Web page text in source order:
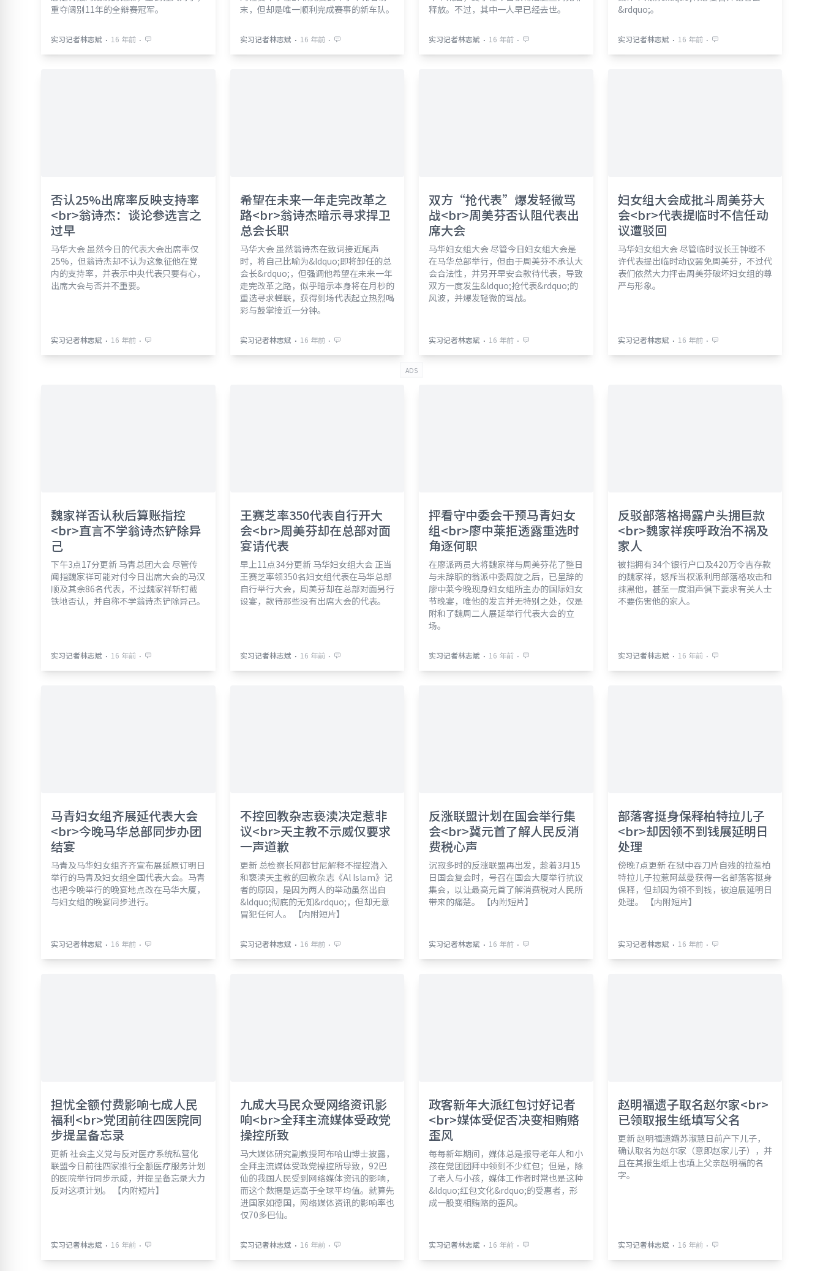
重夺阔别11年的全辩赛冠军。
实习记者林志斌 ⋅ 16 年前 ⋅
末，但却是唯一顺利完成赛事的新车队。
实习记者林志斌 ⋅ 16 年前 ⋅
释放。不过，其中一人早已经去世。
实习记者林志斌 ⋅ 16 年前 ⋅
&rdquo;。
实习记者林志斌 ⋅ 16 年前 ⋅
否认25%出席率反映支持率
<br>翁诗杰：谈论参选言之
过早
马华大会 虽然今日的代表大会出席率仅
25%，但翁诗杰却不认为这象征他在党
内的支持率，并表示中央代表只要有心，
出席大会与否并不重要。
实习记者林志斌 ⋅ 16 年前 ⋅
希望在未来一年走完改革之
路<br>翁诗杰暗示寻求捍卫
总会长职
马华大会 虽然翁诗杰在致词接近尾声
时，将自己比喻为&ldquo;即将卸任的总
会长&rdquo;，但强调他希望在未来一年
走完改革之路，似乎暗示本身将在月杪的
重选寻求蝉联，获得到场代表起立热烈喝
彩与鼓掌接近一分钟。
实习记者林志斌 ⋅ 16 年前 ⋅
双方“抢代表”爆发轻微骂
战<br>周美芬否认阻代表出
席大会
马华妇女组大会 尽管今日妇女组大会是
在马华总部举行，但由于周美芬不承认大
会合法性，并另开早安会款待代表，导致
双方一度发生&ldquo;抢代表&rdquo;的
风波，并爆发轻微的骂战。
实习记者林志斌 ⋅ 16 年前 ⋅
妇女组大会成批斗周美芬大
会<br>代表提临时不信任动
议遭驳回
马华妇女组大会 尽管临时议长王钟璇不
许代表提出临时动议罢免周美芬，不过代
表们依然大力抨击周美芬破坏妇女组的尊
严与形象。
实习记者林志斌 ⋅ 16 年前 ⋅
ADS
魏家祥否认秋后算账指控
<br>直言不学翁诗杰铲除异
己
下午3点17分更新 马青总团大会 尽管传
闻指魏家祥可能对付今日出席大会的马汉
顺及其余86名代表，不过魏家祥斩钉截
铁地否认，并自称不学翁诗杰铲除异己。
实习记者林志斌 ⋅ 16 年前 ⋅
王赛芝率350代表自行开大
会<br>周美芬却在总部对面
宴请代表
早上11点34分更新 马华妇女组大会 正当
王赛芝率领350名妇女组代表在马华总部
自行举行大会，周美芬却在总部对面另行
设宴，款待那些没有出席大会的代表。
实习记者林志斌 ⋅ 16 年前 ⋅
抨看守中委会干预马青妇女
组<br>廖中莱拒透露重选时
角逐何职
在廖派两员大将魏家祥与周美芬花了整日
与未辞职的翁派中委周旋之后，已呈辞的
廖中莱今晚现身妇女组所主办的国际妇女
节晚宴，唯他的发言并无特别之处，仅是
附和了魏周二人展延举行代表大会的立
场。
实习记者林志斌 ⋅ 16 年前 ⋅
反驳部落格揭露户头拥巨款
<br>魏家祥疾呼政治不祸及
家人
被指拥有34个银行户口及420万令吉存款
的魏家祥，怒斥当权派利用部落格攻击和
抹黑他，甚至一度泪声俱下要求有关人士
不要伤害他的家人。
实习记者林志斌 ⋅ 16 年前 ⋅
马青妇女组齐展延代表大会
<br>今晚马华总部同步办团
结宴
马青及马华妇女组齐齐宣布展延原订明日
举行的马青及妇女组全国代表大会。马青
也把今晚举行的晚宴地点改在马华大厦，
与妇女组的晚宴同步进行。
实习记者林志斌 ⋅ 16 年前 ⋅
不控回教杂志亵渎决定惹非
议<br>天主教不示威仅要求
一声道歉
更新 总检察长阿都甘尼解释不提控潜入
和亵渎天主教的回教杂志《Al Islam》记
者的原因，是因为两人的举动虽然出自
&ldquo;彻底的无知&rdquo;，但却无意
冒犯任何人。 【内附短片】
实习记者林志斌 ⋅ 16 年前 ⋅
反涨联盟计划在国会举行集
会<br>冀元首了解人民反消
费税心声
沉寂多时的反涨联盟再出发，趁着3月15
日国会复会时，号召在国会大厦举行抗议
集会，以让最高元首了解消费税对人民所
带来的痛楚。 【内附短片】
实习记者林志斌 ⋅ 16 年前 ⋅
部落客挺身保释柏特拉儿子
<br>却因领不到钱展延明日
处理
傍晚7点更新 在狱中吞刀片自残的拉惹柏
特拉儿子拉惹阿兹曼获得一名部落客挺身
保释，但却因为领不到钱，被迫展延明日
处理。 【内附短片】
实习记者林志斌 ⋅ 16 年前 ⋅
担忧全额付费影响七成人民
福利<br>党团前往四医院同
步提呈备忘录
更新 社会主义党与反对医疗系统私营化
联盟今日前往四家推行全额医疗服务计划
的医院举行同步示威，并提呈备忘录大力
反对这项计划。 【内附短片】
实习记者林志斌 ⋅ 16 年前 ⋅
九成大马民众受网络资讯影
响<br>全拜主流媒体受政党
操控所致
马大媒体研究副教授阿布哈山博士披露，
全拜主流媒体受政党操控所导致，92巴
仙的我国人民受到网络媒体资讯的影响，
而这个数据是远高于全球平均值。就算先
进国家如德国，网络媒体资讯的影响率也
仅70多巴仙。
实习记者林志斌 ⋅ 16 年前 ⋅
政客新年大派红包讨好记者
<br>媒体受促否决变相贿赂
歪风
每每新年期间，媒体总是报导老年人和小
孩在党团团拜中领到不少红包；但是，除
了老人与小孩，媒体工作者时常也是这种
&ldquo;红包文化&rdquo;的受惠者，形
成一股变相贿赂的歪风。
实习记者林志斌 ⋅ 16 年前 ⋅
赵明福遗子取名赵尔家<br>
已领取报生纸填写父名
更新 赵明福遗孀苏淑慧日前产下儿子，
确认取名为赵尔家（意即赵家儿子），并
且在其报生纸上也填上父亲赵明福的名
字。
实习记者林志斌 ⋅ 16 年前 ⋅